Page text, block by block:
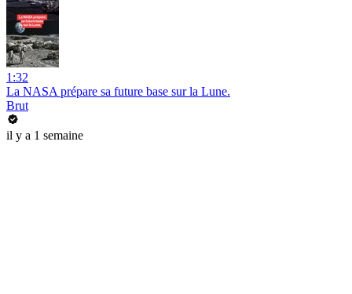
1:32
La NASA prépare sa future base sur la Lune.
Brut
il y a 1 semaine